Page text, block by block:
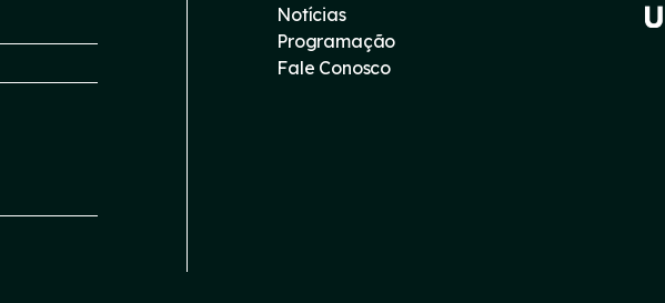
Notícias
Programação
Fale Conosco